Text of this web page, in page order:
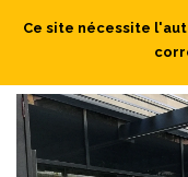
Ce site nécessite